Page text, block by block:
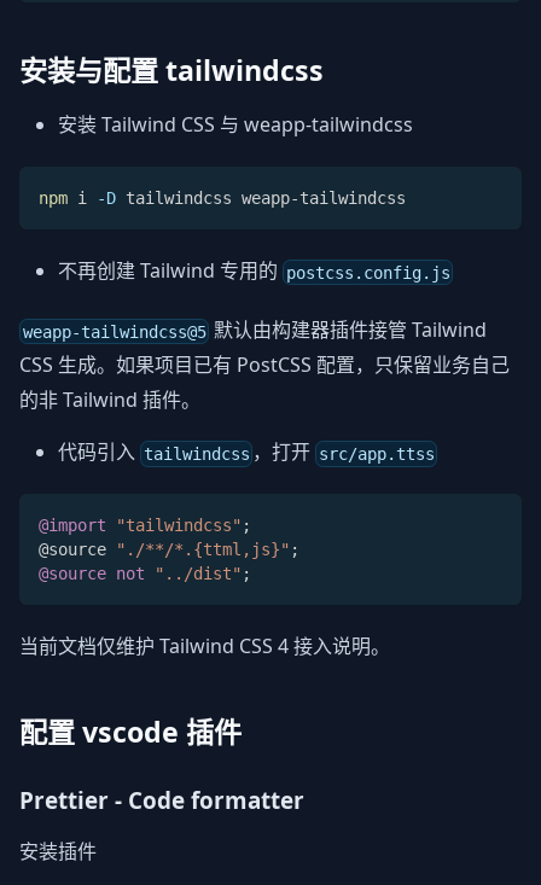
安装与配置 tailwindcss
安装 Tailwind CSS 与 weapp-tailwindcss
npm i -D tailwindcss weapp-tailwindcss
不再创建 Tailwind 专用的 postcss.config.js
weapp-tailwindcss@5 默认由构建器插件接管 Tailwind
CSS 生成。如果项目已有 PostCSS 配置，只保留业务自己
的非 Tailwind 插件。
代码引入 tailwindcss ，打开 src/app.ttss
@import "tailwindcss" ;
@source
"./**/*.{ttml,js}" ;
@source not "../dist" ;
当前文档仅维护 Tailwind CSS 4 接入说明。
配置 vscode 插件
Prettier - Code formatter
安装插件